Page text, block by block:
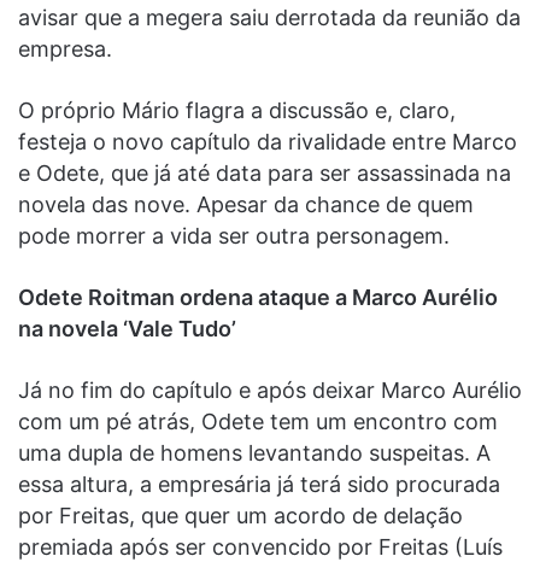
avisar que a megera saiu derrotada da reunião da
empresa.
O próprio Mário flagra a discussão e, claro,
festeja o novo capítulo da rivalidade entre Marco
e Odete, que já até data para ser assassinada na
novela das nove. Apesar da chance de quem
pode morrer a vida ser outra personagem.
Odete Roitman ordena ataque a Marco Aurélio
na novela ‘Vale Tudo’
Já no fim do capítulo e após deixar Marco Aurélio
com um pé atrás, Odete tem um encontro com
uma dupla de homens levantando suspeitas. A
essa altura, a empresária já terá sido procurada
por Freitas, que quer um acordo de delação
premiada após ser convencido por Freitas (Luís